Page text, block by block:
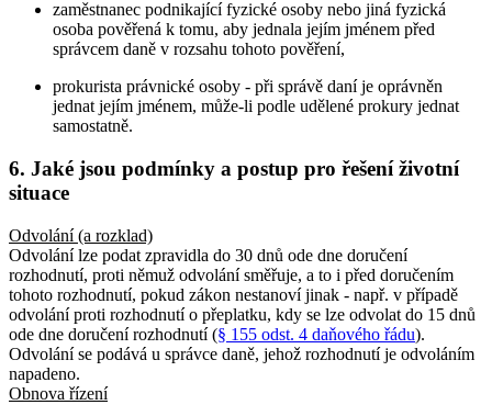
zaměstnanec podnikající fyzické osoby nebo jiná fyzická
osoba pověřená k tomu, aby jednala jejím jménem před
správcem daně v rozsahu tohoto pověření,
prokurista právnické osoby - při správě daní je oprávněn
jednat jejím jménem, může-li podle udělené prokury jednat
samostatně.
6. Jaké jsou podmínky a postup pro řešení životní
situace
Odvolání (a rozklad)
Odvolání lze podat zpravidla do 30 dnů ode dne doručení
rozhodnutí, proti němuž odvolání směřuje, a to i před doručením
tohoto rozhodnutí, pokud zákon nestanoví jinak - např. v případě
odvolání proti rozhodnutí o přeplatku, kdy se lze odvolat do 15 dnů
ode dne doručení rozhodnutí (§ 155 odst. 4 daňového řádu).
Odvolání se podává u správce daně, jehož rozhodnutí je odvoláním
napadeno.
Obnova řízení